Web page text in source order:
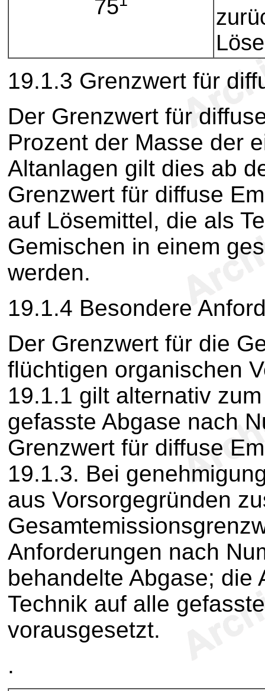
75
19.1.3 Grenzwert für
Der Grenzwert für
Prozent der Masse der
Altanlagen gilt dies ab
Grenzwert für diffuse
auf Lösemittel, die als
Gemischen in einem
werden.
19.1.4 Besondere
Der Grenzwert für die
flüchtigen organischen
19.1.1 gilt alternativ
gefasste Abgase nach
Grenzwert für diffuse
19.1.3. Bei
aus Vorsorgegründen
Anforderungen nach
behandelte Abgase; die
Technik auf alle
vorausgesetzt.
.